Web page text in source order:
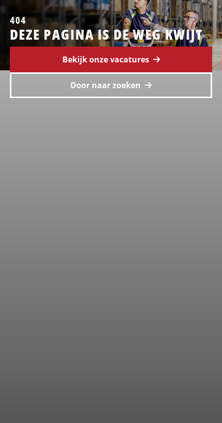
404
DEZE PAGINA IS DE WEG KWIJT
Bekijk onze vacatures
Door naar zoeken